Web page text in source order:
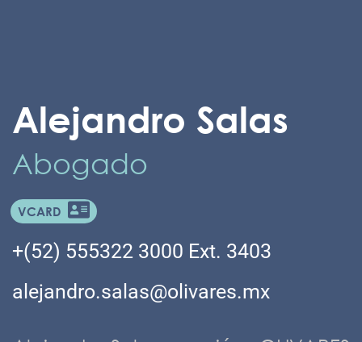
Alejandro Salas
Abogado
VCARD
+(52) 555322 3000 Ext. 3403
alejandro.salas@olivares.mx